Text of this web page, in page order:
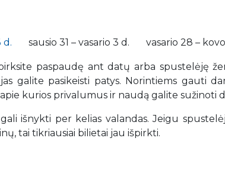
d. sausio 31 – vasario 3 d. vasario 28 –
paspaudę ant datų arba spustelėję
galite pasikeisti patys. Norintiems gauti
kurios privalumus ir naudą galite sužinoti
gali išnykti per kelias valandas. Jeigu
tai tikriausiai bilietai jau išpirkti.